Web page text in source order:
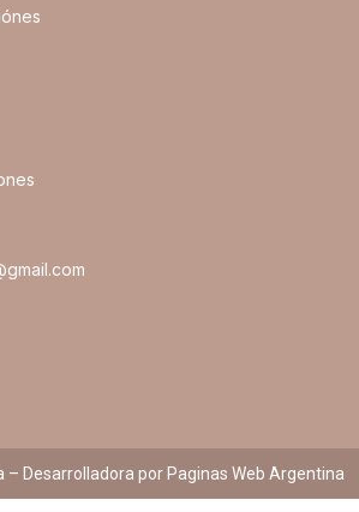
Desarrolladora por Paginas Web Argentina